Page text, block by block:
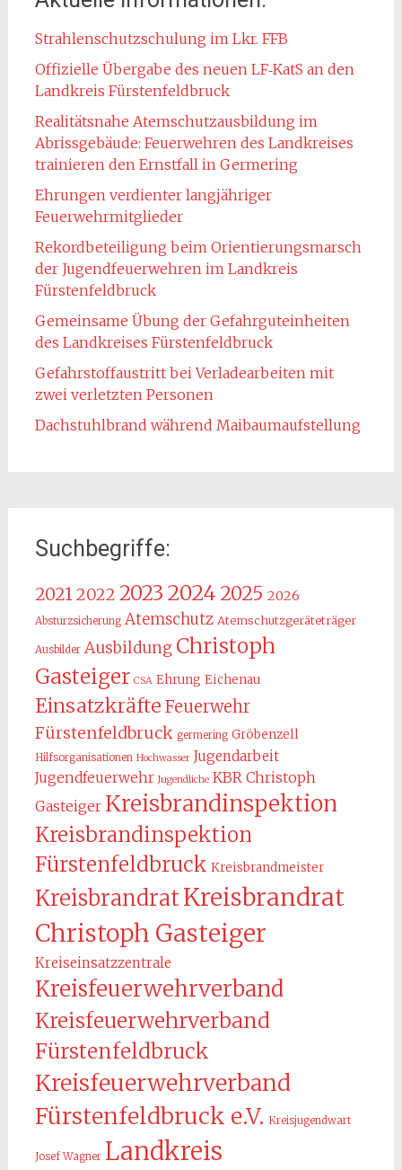
Strahlenschutzschulung im Lkr. FFB
Offizielle Übergabe des neuen LF‑KatS an den
Landkreis Fürstenfeldbruck
Realitätsnahe Atemschutzausbildung im
Abrissgebäude: Feuerwehren des Landkreises
trainieren den Ernstfall in Germering
Ehrungen verdienter langjähriger
Feuerwehrmitglieder
Rekordbeteiligung beim Orientierungsmarsch
der Jugendfeuerwehren im Landkreis
Fürstenfeldbruck
Gemeinsame Übung der Gefahrguteinheiten
des Landkreises Fürstenfeldbruck
Gefahrstoffaustritt bei Verladearbeiten mit
zwei verletzten Personen
Dachstuhlbrand während Maibaumaufstellung
Suchbegriffe:
2021 2022 2023 2024 2025 2026
Absturzsicherung Atemschutz Atemschutzgeräteträger
Ausbilder Ausbildung Christoph
Gasteiger CSA Ehrung Eichenau
Einsatzkräfte Feuerwehr
Fürstenfeldbruck germering Gröbenzell
Hilfsorganisationen Hochwasser Jugendarbeit
Jugendfeuerwehr Jugendliche KBR Christoph
Gasteiger Kreisbrandinspektion
Kreisbrandinspektion
Fürstenfeldbruck Kreisbrandmeister
KreisbrandratKreisbrandrat
Christoph Gasteiger
Kreiseinsatzzentrale
Kreisfeuerwehrverband
Kreisfeuerwehrverband
Fürstenfeldbruck
Kreisfeuerwehrverband
Fürstenfeldbruck e.V. Kreisjugendwart
Josef Wagner Landkreis